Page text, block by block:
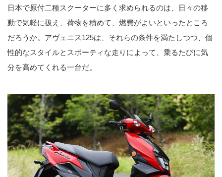
日本で原付二種スクーターに多く求められるのは、日々の移
動で気軽に扱え、荷物を積めて、燃費がよいといったところ
だろうか。アヴェニス125は、それらの条件を満たしつつ、個
性的なスタイルとスポーティな走りによって、乗るたびに気
分を高めてくれる一台だ。